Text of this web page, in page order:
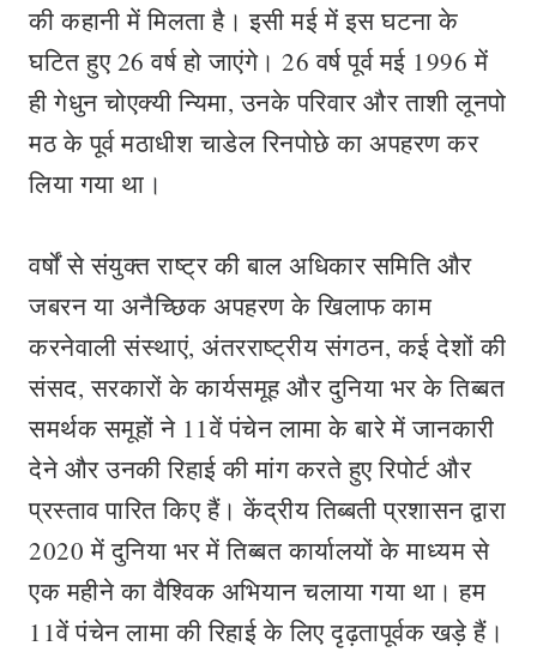
की कहानी में मिलता है। इसी मई में इस घटना के
घटित हुए 26 वर्ष हो जाएंगे। 26 वर्ष पूर्व मई 1996 में
ही गेधुन चोएक्यी न्यिमा, उनके परिवार और ताशी लूनपो
मठ के पूर्व मठाधीश चाडेल रिनपोछे का अपहरण कर
लिया गया था।
वर्षों से संयुक्त राष्ट्र की बाल अधिकार समिति और
जबरन या अनैच्छिक अपहरण के खिलाफ काम
करनेवाली संस्थाएं, अंतरराष्ट्रीय संगठन, कई देशों की
संसद, सरकारों के कार्यसमूह और दुनिया भर के तिब्बत
समर्थक समूहों ने 11वें पंचेन लामा के बारे में जानकारी
देने और उनकी रिहाई की मांग करते हुए रिपोर्ट और
प्रस्ताव पारित किए हैं। केंद्रीय तिब्बती प्रशासन द्वारा
2020 में दुनिया भर में तिब्बत कार्यालयों के माध्यम से
एक महीने का वैश्विक अभियान चलाया गया था। हम
11वें पंचेन लामा की रिहाई के लिए दृढ़तापूर्वक खड़े हैं।